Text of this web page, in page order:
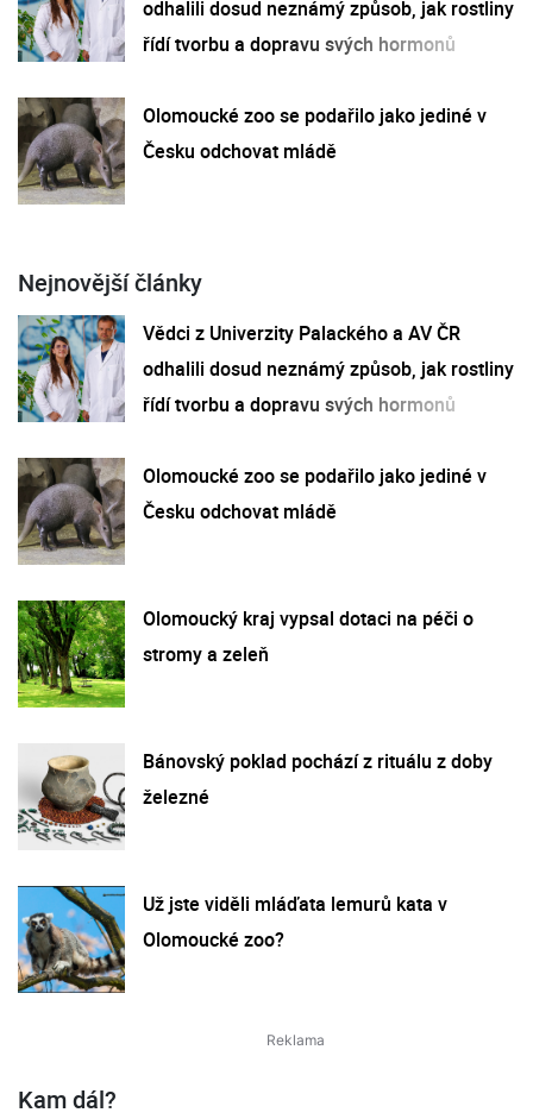
odhalili dosud neznámý způsob, jak rostliny
řídí tvorbu a dopravu svých hormonů
Olomoucké zoo se podařilo jako jediné v
Česku odchovat mládě
Nejnovější články
Vědci z Univerzity Palackého a AV ČR
odhalili dosud neznámý způsob, jak rostliny
řídí tvorbu a dopravu svých hormonů
Olomoucké zoo se podařilo jako jediné v
Česku odchovat mládě
Olomoucký kraj vypsal dotaci na péči o
stromy a zeleň
Bánovský poklad pochází z rituálu z doby
železné
Už jste viděli mláďata lemurů kata v
Olomoucké zoo?
Kam dál?